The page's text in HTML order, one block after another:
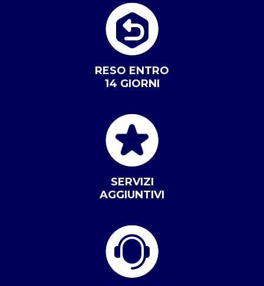
RESO ENTRO
14 GIORNI
SERVIZI
AGGIUNTIVI